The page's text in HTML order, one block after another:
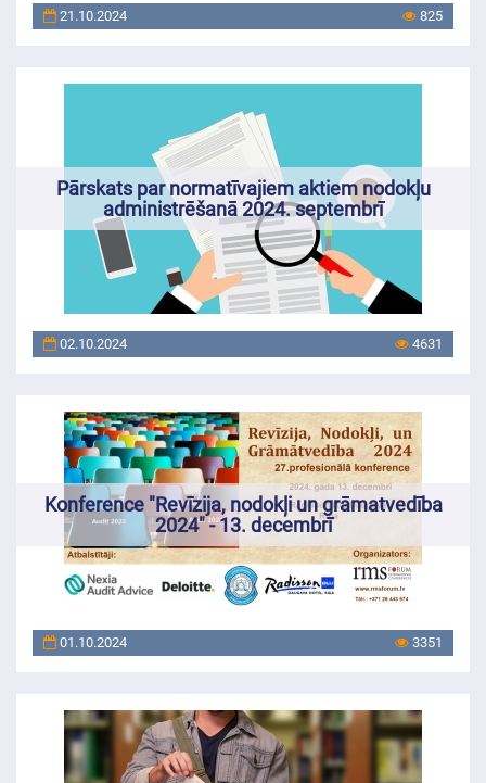
21.10.2024 825
Pārskats par normatīvajiem aktiem nodokļu
administrēšanā 2024. septembrī
02.10.2024 4631
Konference "Revīzija, nodokļi un grāmatvedība
2024" - 13. decembrī
01.10.2024 3351